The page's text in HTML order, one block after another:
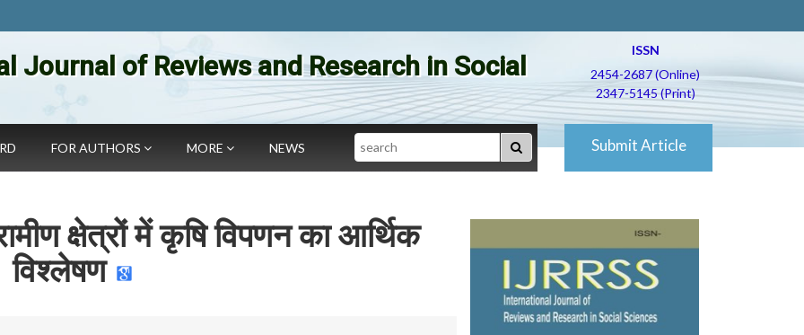
Journal of Reviews and Research in Social
ISSN
2454-2687 (Online)
2347-5145 (Print)
FOR AUTHORS MORE NEWS Search Submit Article
क्षेत्रों में कृषि विपणन का आर्थिक
विश्लेषण